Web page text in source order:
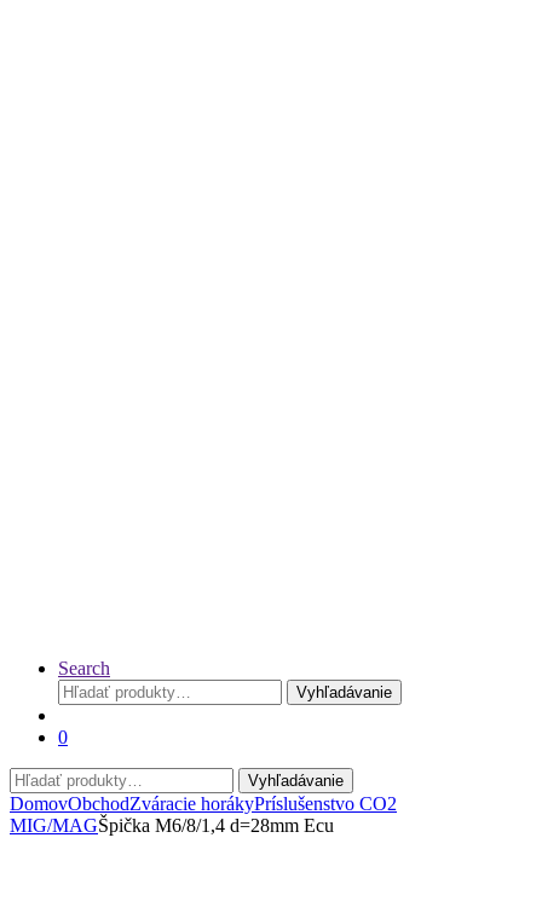
Search
Hľadať:
Vyhľadávanie
0
Hľadať:
Vyhľadávanie
DomovObchodZváracie horákyPríslušenstvo CO2
MIG/MAGŠpička M6/8/1,4 d=28mm Ecu